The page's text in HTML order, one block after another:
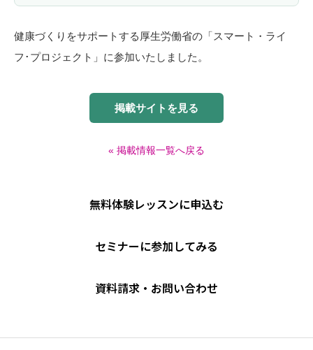
健康づくりをサポートする厚生労働省の「スマート・ライ
フ･プロジェクト」に参加いたしました。
掲載サイトを見る
« 掲載情報一覧へ戻る
無料体験レッスンに申込む
セミナーに参加してみる
資料請求・お問い合わせ